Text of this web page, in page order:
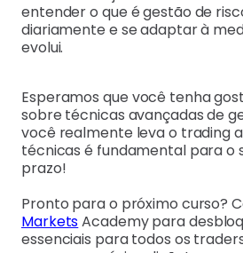
entender o que é gestão de
diariamente e se adaptar à
evolui.
Esperamos que você tenha
sobre técnicas avançadas de
você realmente leva o trading a
técnicas é fundamental para o
prazo!
Pronto para o próximo curso?
MarketsAcademy para
essenciais para todos os